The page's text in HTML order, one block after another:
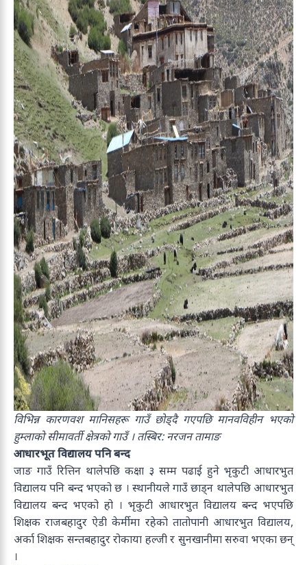
विभिन्न कारणवश मानिसहरू गाउँ छोड्दै गएपछि मानवविहीन भएको
हुम्लाको सीमावर्ती क्षेत्रको गाउँ । तस्बिर: नरजन तामाङ
आधारभूत विद्यालय पनि बन्द
जाङ गाउँ रित्तिन थालेपछि कक्षा ३ सम्म पढाई हुने भृकुटी आधारभुत
विद्यालय पनि बन्द भएको छ । स्थानीयले गाउँ छाड्न थालेपछि आधारभुत
विद्यालय बन्द भएको हो । भृकुटी आधारभुत विद्यालय बन्द भएपछि
शिक्षक राजबहादुर ऐडी केर्मीमा रहेको तातोपानी आधारभुत विद्यालय,
अर्का शिक्षक सन्तबहादुर रोकाया हल्जी र सुनखानीमा सरुवा भएका छन्
।